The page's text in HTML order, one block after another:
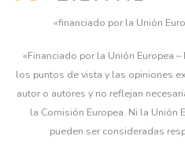
«financiado por la Unión
«Financiado por la Unión Europea
los puntos de vista y las opiniones
autor o autores y no reflejan
la Comisión Europea. Ni la Unión
pueden ser consideradas